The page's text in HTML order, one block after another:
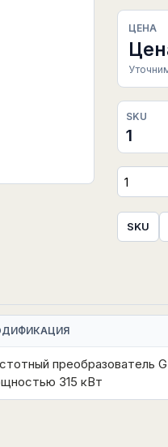
ЦЕНА
SKU
1
SKU
преобразователь
315 кВт